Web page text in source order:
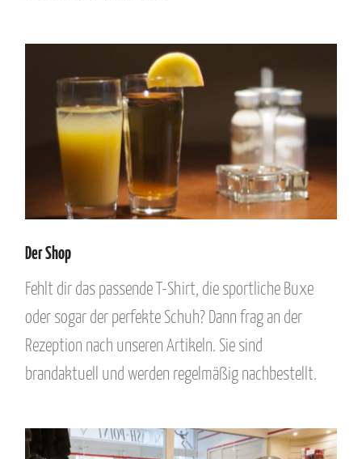
Der Shop
Fehlt dir das passende T-Shirt, die sportliche Buxe
oder sogar der perfekte Schuh? Dann frag an der
Rezeption nach unseren Artikeln. Sie sind
brandaktuell und werden regelmäßig nachbestellt.